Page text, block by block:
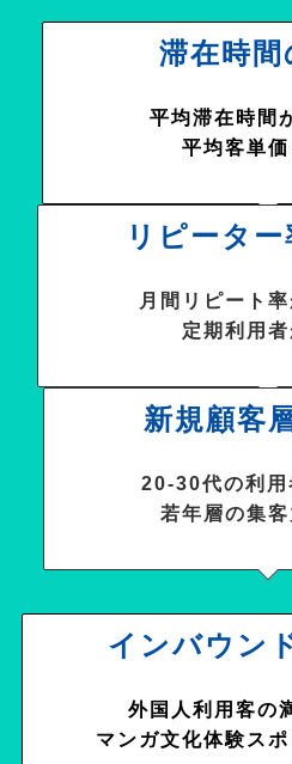
滞在時間
平均滞在時間
平均客単価
リピータ
月間リピート率
定期利用
新規顧客
20-30代の利用
若年層の集
インバウン
外国人利用客の
マンガ文化体験ス